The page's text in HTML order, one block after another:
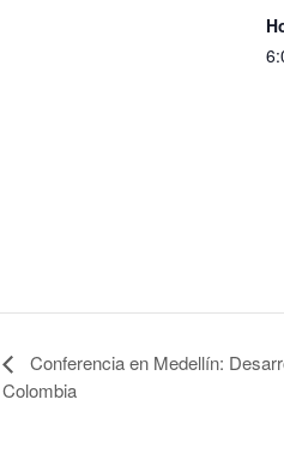
Conferencia en Medellín:
Colombia